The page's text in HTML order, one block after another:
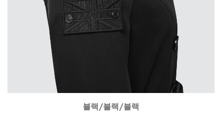
블랙/블랙/블랙